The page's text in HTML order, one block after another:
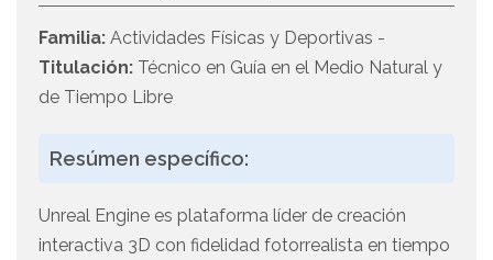
Familia: Actividades Físicas y Deportivas -
Titulación: Técnico en Guía en el Medio Natural y
de Tiempo Libre
Resúmen específico:
Unreal Engine es plataforma líder de creación
interactiva 3D con fidelidad fotorrealista en tiempo